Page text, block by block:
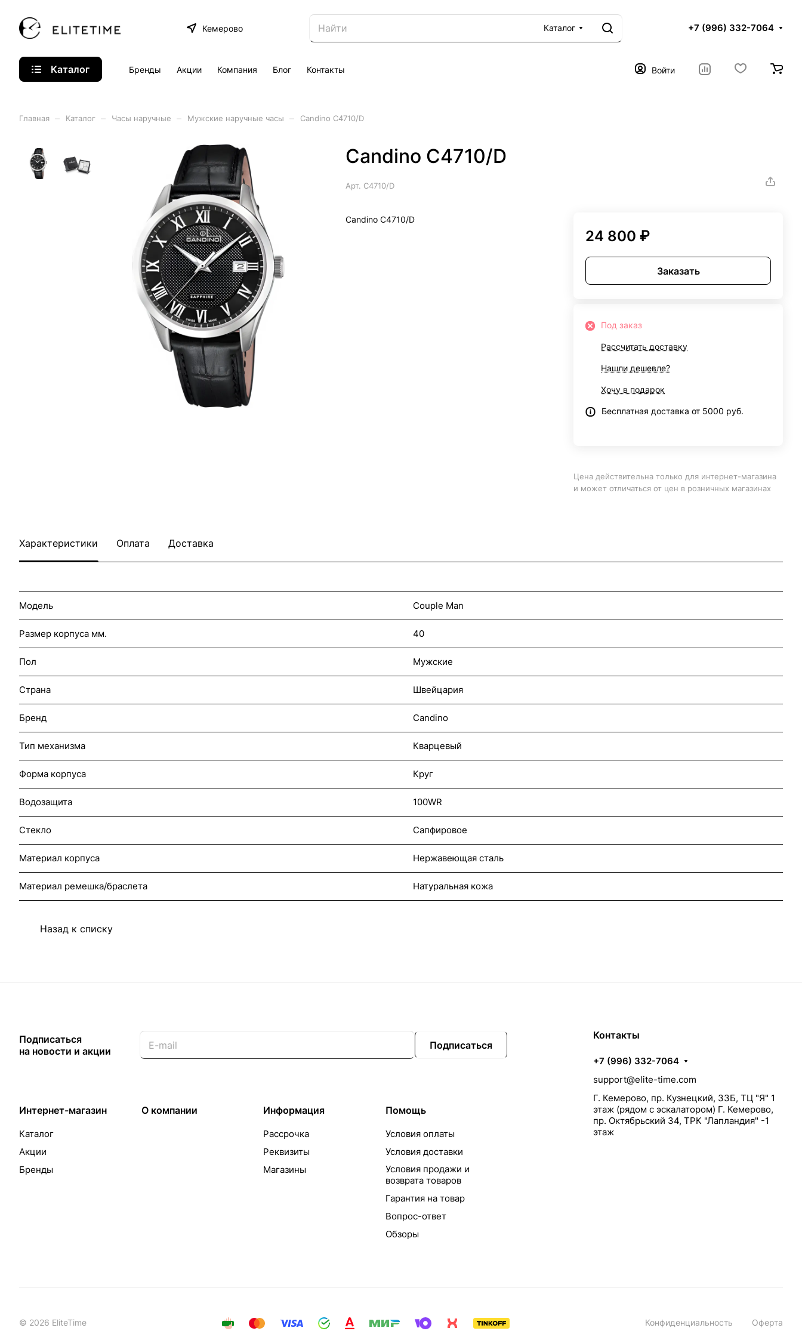
Кемерово Каталог +7 (996) 332-7064
Каталог Бренды Акции Компания Блог Контакты Войти
Главная Каталог Часы наручные Мужские наручные часы Candino C4710/D
Candino C4710/D
Арт. C4710/D
Candino C4710/D
24 800 ₽
Заказать
Под заказ
Рассчитать доставку
Нашли дешевле?
Хочу в подарок
Бесплатная доставка от 5000 руб.
Цена действительна только для интернет-магазина
и может отличаться от цен в розничных магазинах
Характеристики Оплата Доставка
Модель Couple Man
Размер корпуса мм. 40
Пол Мужские
Страна Швейцария
Бренд Candino
Тип механизма Кварцевый
Форма корпуса Круг
Водозащита 100WR
Стекло Сапфировое
Материал корпуса Нержавеющая сталь
Материал ремешка/браслета Натуральная кожа
Назад к списку
Подписаться
на новости и акции
Подписаться
Интернет-магазин
Каталог
Акции
Бренды
О компании Информация
Рассрочка
Реквизиты
Магазины
Помощь
Условия оплаты
Условия доставки
Условия продажи и
возврата товаров
Гарантия на товар
Вопрос-ответ
Обзоры
Контакты
+7 (996) 332-7064
support@elite-time.com
Г. Кемерово, пр. Кузнецкий, 33Б, ТЦ "Я" 1
этаж (рядом с эскалатором) Г. Кемерово,
пр. Октябрьский 34, ТРК "Лапландия" -1
этаж
© 2026 EliteTime Конфиденциальность Оферта